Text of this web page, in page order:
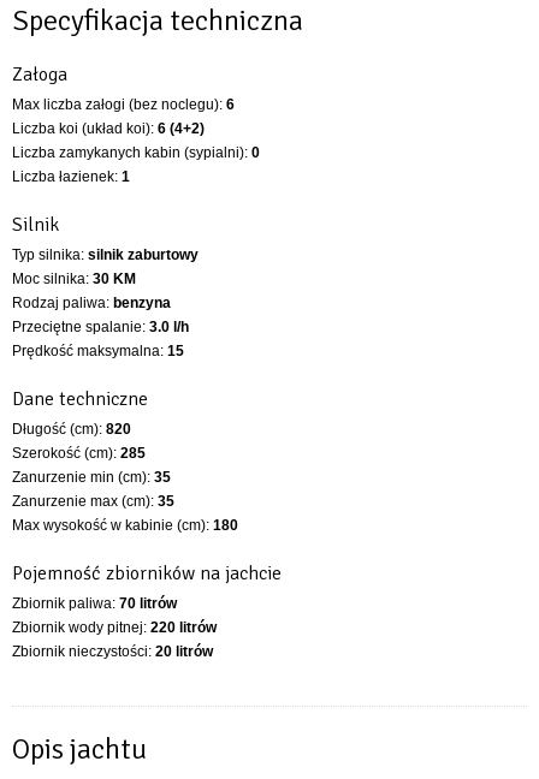
Specyfikacja techniczna
Załoga
Max liczba załogi (bez noclegu): 6
Liczba koi (układ koi): 6 (4+2)
Liczba zamykanych kabin (sypialni): 0
Liczba łazienek: 1
Silnik
Typ silnika: silnik zaburtowy
Moc silnika: 30 KM
Rodzaj paliwa: benzyna
Przeciętne spalanie: 3.0 l/h
Prędkość maksymalna: 15
Dane techniczne
Długość (cm): 820
Szerokość (cm): 285
Zanurzenie min (cm): 35
Zanurzenie max (cm): 35
Max wysokość w kabinie (cm): 180
Pojemność zbiorników na jachcie
Zbiornik paliwa: 70 litrów
Zbiornik wody pitnej: 220 litrów
Zbiornik nieczystości: 20 litrów
Opis jachtu